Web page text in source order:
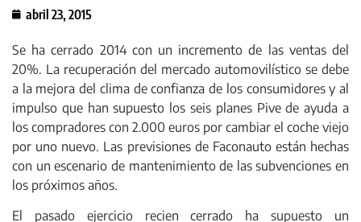
abril 23, 2015
Se ha cerrado 2014 con un incremento de las ventas del
20%. La recuperación del mercado automovilístico se debe
a la mejora del clima de confianza de los consumidores y al
impulso que han supuesto los seis planes Pive de ayuda a
los compradores con 2.000 euros por cambiar el coche viejo
por uno nuevo. Las previsiones de Faconauto están hechas
con un escenario de mantenimiento de las subvenciones en
los próximos años.
El pasado ejercicio recien cerrado ha supuesto un